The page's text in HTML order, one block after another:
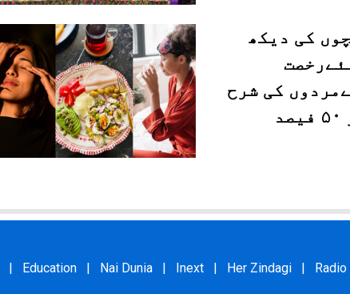
کی دیکھ
کی شرح
پہلی بار ۵۰ فیصد
Education Nai Dunia Inext Her Zindagi